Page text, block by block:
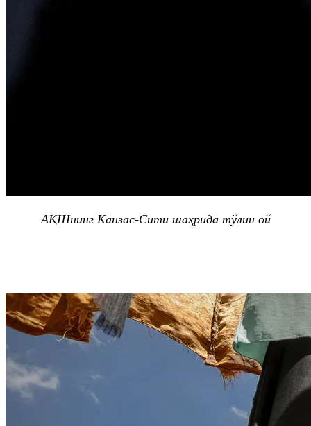
АҚШнинг Канзас-Сити шаҳрида тўлин ой